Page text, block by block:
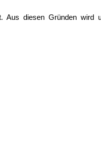
Aus diesen Gründen wird